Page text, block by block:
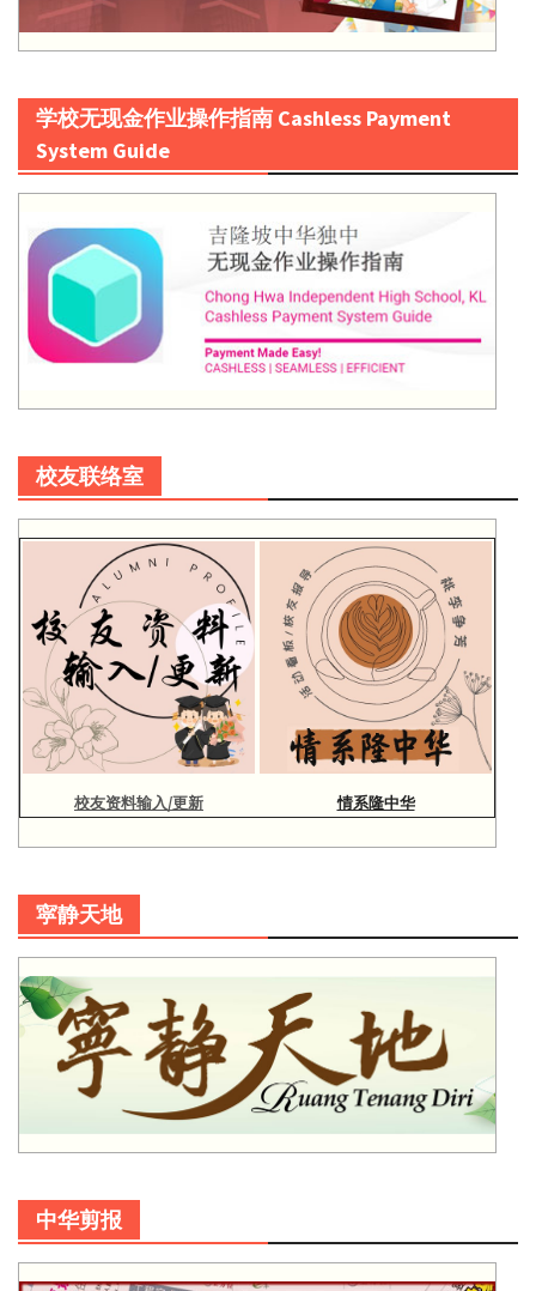
学校无现金作业操作指南 Cashless Payment
System Guide
校友联络室
校友资料输入/更新 情系隆中华
寜静天地
中华剪报